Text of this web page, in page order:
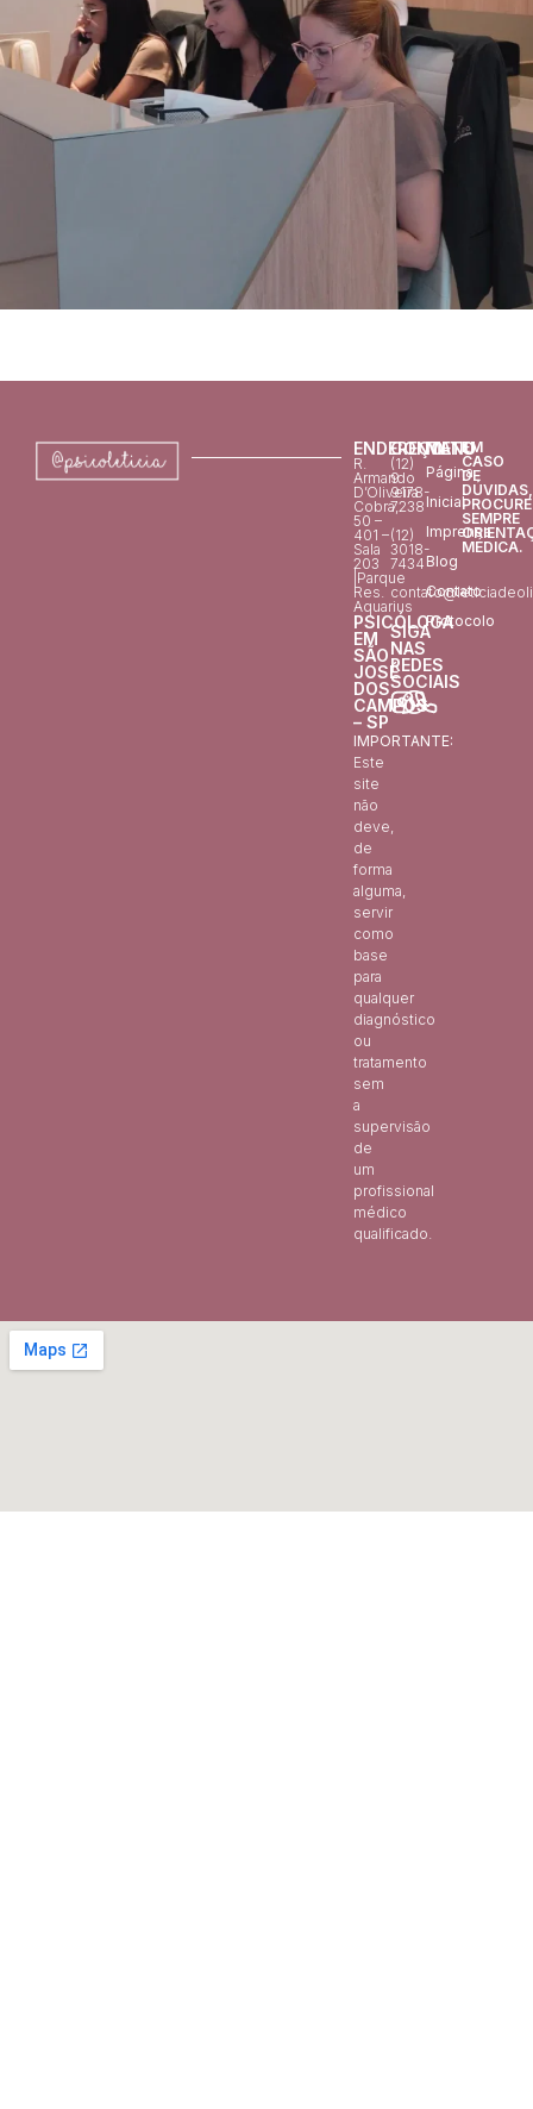
ENDEREÇO
R.
Armando
D’Oliveira
Cobra,
50 –
401 –
Sala
203
|Parque
Res.
Aquarius
PSICÓLOGA
EM
SÃO
JOSÉ
DOS
CAMPOS
– SP
IMPORTANTE:
Este
site
não
deve,
de
forma
alguma,
servir
como
base
para
qualquer
diagnóstico
ou
tratamento
sem
a
supervisão
de
um
profissional
médico
qualificado.
CONTATO
(12)
9
9178-
7238
(12)
3018-
7434
SIGA
NAS
REDES
SOCIAIS
MENU
Página
Inicial
Imprensa
Blog
Contato
Protocolo
EM
CASO
DE
DÚVIDAS,
PROCURE
SEMPRE
MÉDICA.